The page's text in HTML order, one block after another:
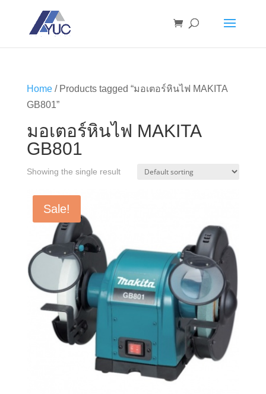
Home/ Products tagged “มอเตอร์หินไฟ MAKITA
GB801”
มอเตอร์หินไฟ MAKITA
GB801
Showing the single result
Sale!